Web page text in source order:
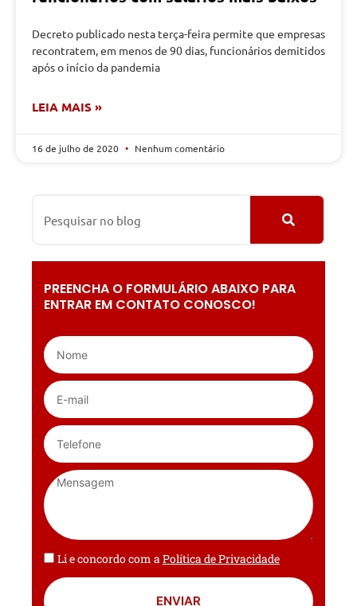
Decreto publicado nesta terça-feira permite que empresas
recontratem, em menos de 90 dias, funcionários demitidos
após o início da pandemia
LEIA MAIS »
16 de julho de 2020 Nenhum comentário
PREENCHA O FORMULÁRIO ABAIXO PARA
ENTRAR EM CONTATO CONOSCO!
Li e concordo com aPolítica de Privacidade
ENVIAR